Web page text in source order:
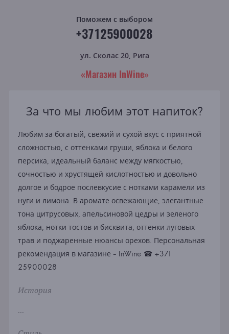
Поможем с выбором
+37125900028
ул. Сколас 20, Рига
«Магазин InWine»
За что мы любим этот напиток?
Любим за богатый, свежий и сухой вкус с приятной
сложностью, с оттенками груши, яблока и белого
персика, идеальный баланс между мягкостью,
сочностью и хрустящей кислотностью и довольно
долгое и бодрое послевкусие с нотками карамели из
нуги и лимона. В аромате освежающие, элегантные
тона цитрусовых, апельсиновой цедры и зеленого
яблока, нотки тостов и бисквита, оттенки луговых
трав и поджаренные нюансы орехов. Персональная
рекомендация в магазине - InWine ☎ +371
25900028
История
...